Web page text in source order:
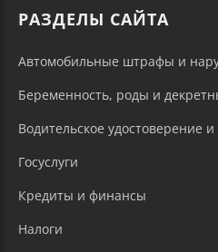
РАЗДЕЛЫ САЙТА
Автомобильные штрафы и
Беременность, роды и
Водительское удостоверение
Госуслуги
Кредиты и финансы
Налоги